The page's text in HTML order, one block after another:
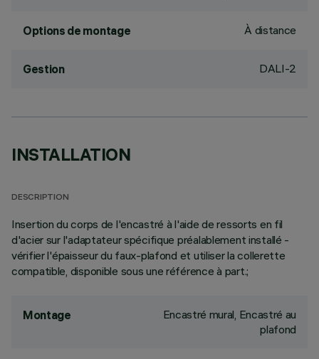
Options de montage À distance
Gestion DALI-2
INSTALLATION
DESCRIPTION
Insertion du corps de l'encastré à l'aide de ressorts en fil
d'acier sur l'adaptateur spécifique préalablement installé -
vérifier l'épaisseur du faux-plafond et utiliser la collerette
compatible, disponible sous une référence à part.;
Montage
Encastré mural, Encastré au
plafond